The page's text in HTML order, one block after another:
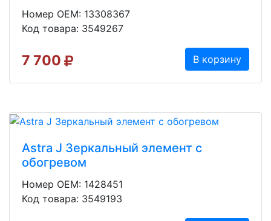
Номер OEM: 13308367
Код товара: 3549267
7 700 В корзину
Astra J Зеркальный элемент с
обогревом
Номер OEM: 1428451
Код товара: 3549193